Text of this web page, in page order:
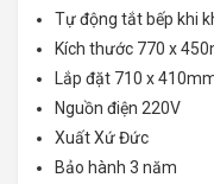
Tự động tắt bếp khi
Kích thước 770 x
Lắp đặt 710 x
Nguồn điện 220V
Xuất Xứ Đức
Bảo hành 3 năm